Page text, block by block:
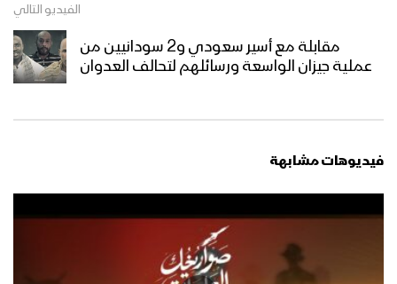
استهداف آلية تحمل مدفع فولكان –
جيزان – تحرير عشرات المواقع التابعة
واسعة
إحراق آليات الجيش السعودي بالولاعات –
مع الله
الفيديو التالي
مقابلة مع أسير سعودي و2 سودانيين من
عملية جيزان الواسعة ورسائلهم لتحالف العدوان
فيديوهات مشابهة